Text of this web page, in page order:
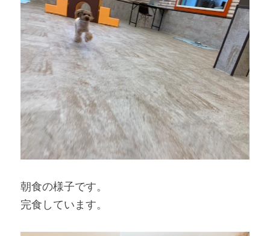
朝食の様子です。
完食しています。